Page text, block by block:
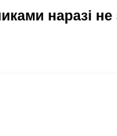
наразі не